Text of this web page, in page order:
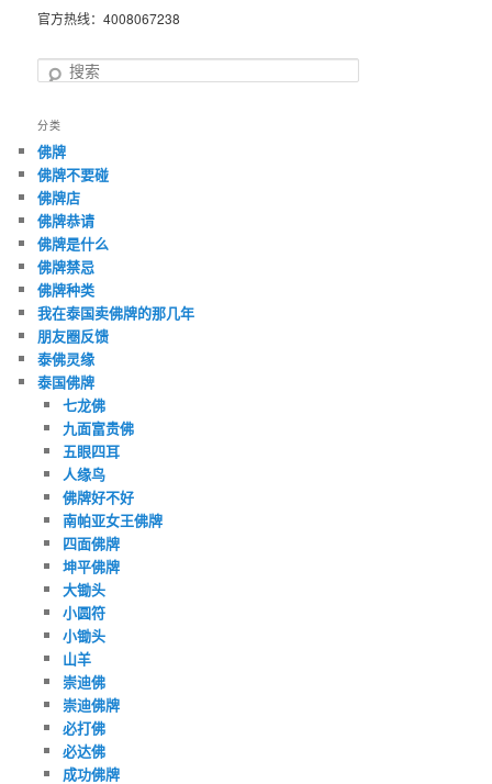
官方热线：4008067238
搜
分类
佛牌
佛牌不要碰
佛牌店
佛牌恭请
佛牌是什么
佛牌禁忌
佛牌种类
我在泰国卖佛牌的那几年
朋友圈反馈
泰佛灵缘
泰国佛牌
七龙佛
九面富贵佛
五眼四耳
人缘鸟
佛牌好不好
南帕亚女王佛牌
四面佛牌
坤平佛牌
大锄头
小圆符
小锄头
山羊
崇迪佛
崇迪佛牌
必打佛
必达佛
成功佛牌